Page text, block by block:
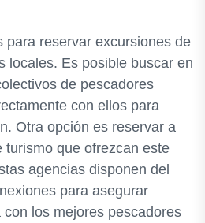
para reservar excursiones de
locales. Es posible buscar en
de pescadores
con ellos para
Otra opción es reservar a
turismo que ofrezcan este
agencias disponen del
para asegurar
los mejores pescadores